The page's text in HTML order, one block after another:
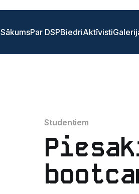
SākumsPar DSPBiedriAktīvisti
Studentiem